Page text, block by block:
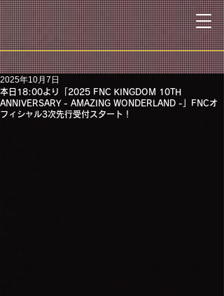
本日18:00より「2025 FNC KINGDOM 10TH
ANNIVERSARY - AMAZING WONDERLAND -」FNCオ
フィシャル3次先行受付スタート！
2025年10月7日